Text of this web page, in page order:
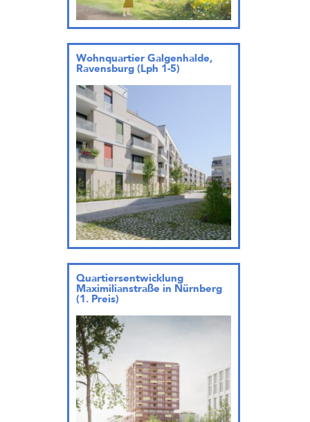
Wohnquartier Galgenhalde,
Ravensburg (Lph 1-5)
Quartiersentwicklung
Maximilianstraße in Nürnberg
(1. Preis)